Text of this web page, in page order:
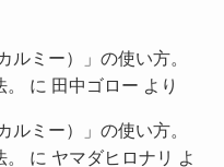
ミー）」の使い方。
に 田中ゴロー より
ミー）」の使い方。
に ヤマダヒロナリ
よ